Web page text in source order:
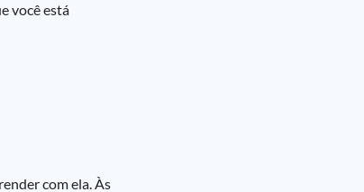
você está
com ela. Às